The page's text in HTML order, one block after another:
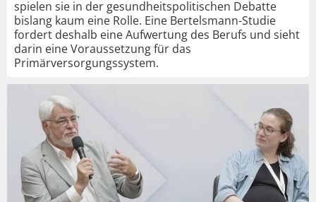
spielen sie in der gesundheitspolitischen Debatte
bislang kaum eine Rolle. Eine Bertelsmann-Studie
fordert deshalb eine Aufwertung des Berufs und sieht
darin eine Voraussetzung für das
Primärversorgungssystem.